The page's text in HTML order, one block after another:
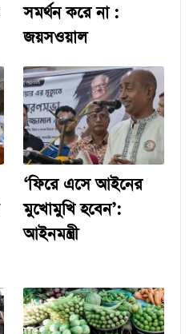
সমর্থন করে না :
জয়সওয়াল
‘ফিরে এসে আইনের
মুখোমুখি হবেন’:
আইনমন্ত্রী